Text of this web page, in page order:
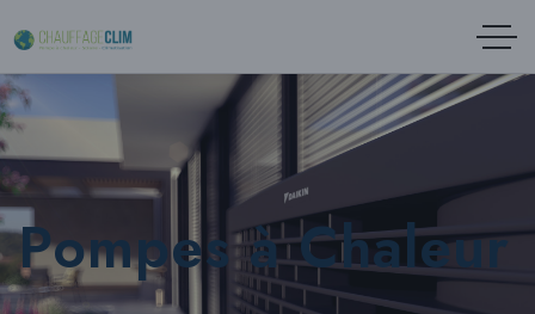
Pompes à Chaleur